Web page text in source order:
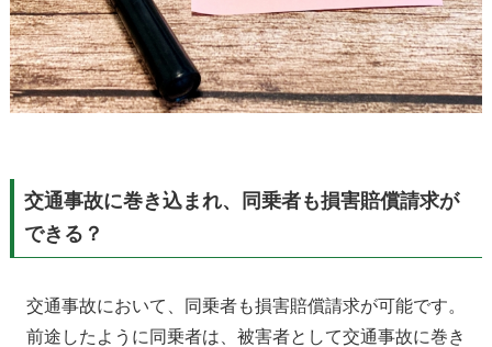
交通事故に巻き込まれ、同乗者も損害賠償請求が
できる？
交通事故において、同乗者も損害賠償請求が可能です。
前途したように同乗者は、被害者として交通事故に巻き